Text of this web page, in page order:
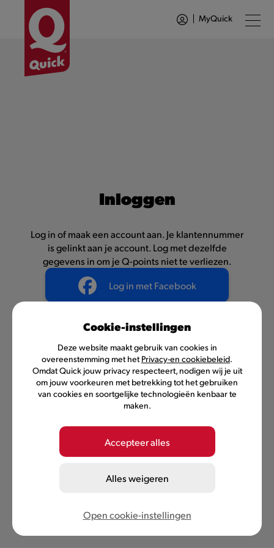
MyQuick
Inloggen
Log in of maak een account aan. Je klantennummer
is gelinkt aan je account. Log met dezelfde
gegevens in om je Q-points niet te verliezen.
Log in met Facebook
OF
Inloggen met je e-mailadres
Registreer je nu
Cookie-instellingen
Deze website maakt gebruik van cookies in
overeenstemming met het Privacy-en cookiebeleid.
Omdat Quick jouw privacy respecteert, nodigen wij je uit
om jouw voorkeuren met betrekking tot het gebruiken
van cookies en soortgelijke technologieën kenbaar te
maken.
Accepteer alles
Alles weigeren
Open cookie-instellingen